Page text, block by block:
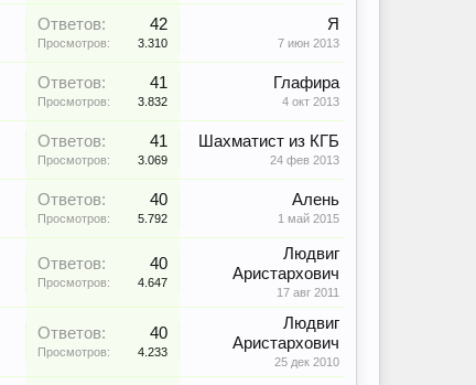
Ответов: 42
Просмотров: 3.310
Я
7 июн 2013
Ответов: 41
Просмотров: 3.832
Глафира
4 окт 2013
Ответов: 41
Просмотров: 3.069
Шахматист из КГБ
24 фев 2013
Ответов: 40
Просмотров: 5.792
Алень
1 май 2015
Ответов: 40
Просмотров: 4.647
Людвиг
Аристархович
17 авг 2011
Ответов: 40
Просмотров: 4.233
Людвиг
Аристархович
25 дек 2010